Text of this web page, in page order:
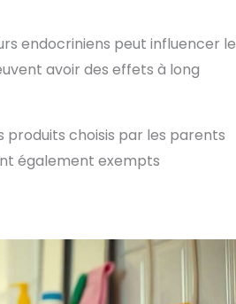
endocriniens peut influencer le
avoir des effets à long
produits choisis par les parents
également exempts